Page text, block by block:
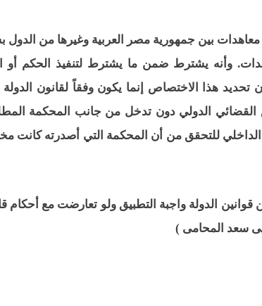
إذا وجدت معاهدات بين جمهورية مصر العربية وغيرها من
وأنه يشترط ضمن ما يشترط لتنفيذ الحكم أو
هذا الاختصاص إنما يكون وفقاً لقانون الدولة
القضائي الدولي دون تدخل من جانب المحكمة
الداخلي للتحقق من أن المحكمة التي أصدرته كانت
قوانين الدولة واجبة التطبيق ولو تعارضت مع أحكام
سعد المحامى )